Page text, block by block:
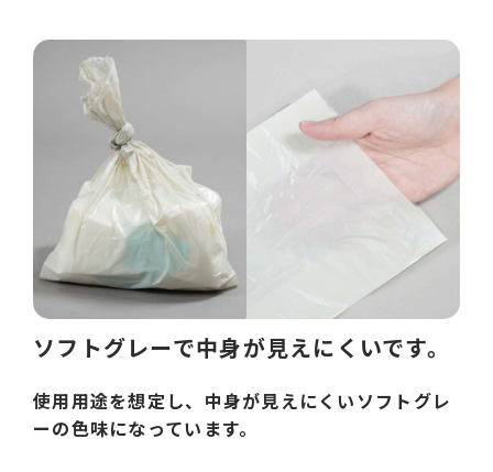
ソフトグレーで中身が見えにくいです。
使用用途を想定し、中身が見えにくいソフトグレ
ーの色味になっています。